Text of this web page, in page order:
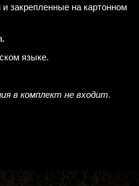
закрепленные на картонном
языке.
в комплект не входит.